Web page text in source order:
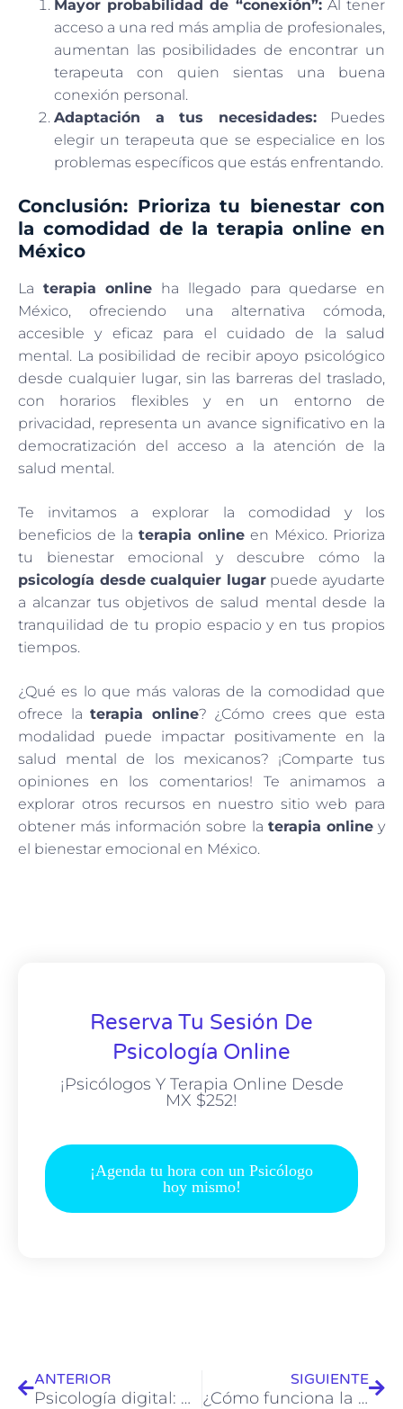
Mayor probabilidad de “conexión”:Al tener
acceso a una red más amplia de profesionales,
aumentan las posibilidades de encontrar un
terapeuta con quien sientas una buena
conexión personal.
Adaptación a tus necesidades:Puedes
elegir un terapeuta que se especialice en los
problemas específicos que estás enfrentando.
Conclusión: Prioriza tu bienestar con
la comodidad de la terapia online en
México
La terapia online ha llegado para quedarse en
México, ofreciendo una alternativa cómoda,
accesible y eficaz para el cuidado de la salud
mental. La posibilidad de recibir apoyo psicológico
desde cualquier lugar, sin las barreras del traslado,
con horarios flexibles y en un entorno de
privacidad, representa un avance significativo en la
democratización del acceso a la atención de la
salud mental.
Te invitamos a explorar la comodidad y los
beneficios de la terapia online en México. Prioriza
tu bienestar emocional y descubre cómo la
psicología desde cualquier lugarpuede ayudarte
a alcanzar tus objetivos de salud mental desde la
tranquilidad de tu propio espacio y en tus propios
tiempos.
¿Qué es lo que más valoras de la comodidad que
ofrece laterapia online? ¿Cómo crees que esta
modalidad puede impactar positivamente en la
salud mental de los mexicanos? ¡Comparte tus
opiniones en los comentarios! Te animamos a
explorar otros recursos en nuestro sitio web para
obtener más información sobre la terapia onliney
el bienestar emocional en México.
Reserva Tu Sesión De
Psicología Online
¡Psicólogos Y Terapia Online Desde
MX $252!
¡Agenda tu hora con un Psicólogo
hoy mismo!
ANTERIOR
Psicología digital: Un vistazo a la terapia en línea en México
SIGUIENTE
¿Cómo funciona la psicología online en Mexico? Todo lo que necesitas saber